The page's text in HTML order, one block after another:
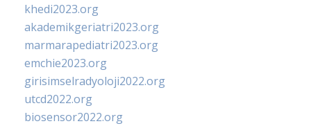
khedi2023.org
akademikgeriatri2023.org
marmarapediatri2023.org
emchie2023.org
girisimselradyoloji2022.org
utcd2022.org
biosensor2022.org